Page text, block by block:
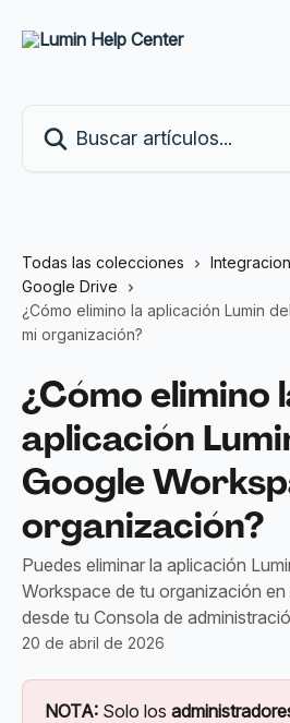
Todas las colecciones
Google Drive
¿Cómo elimino la aplicación Lumin
mi organización?
¿Cómo elimino
aplicación
Google
organización?
Puedes eliminar la aplicación
Workspace de tu organización
desde tu Consola de
20 de abril de 2026
NOTA: Solo los